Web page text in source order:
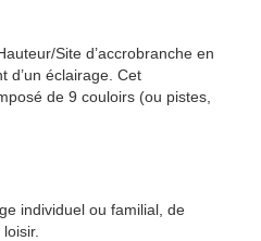
Site d’accrobranche en
d’un éclairage. Cet
de 9 couloirs (ou pistes,
individuel ou familial, de